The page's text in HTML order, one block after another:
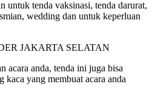
untuk tenda vaksinasi, tenda darurat,
wedding dan untuk keperluan
acara anda, tenda ini juga bisa
yang membuat acara anda